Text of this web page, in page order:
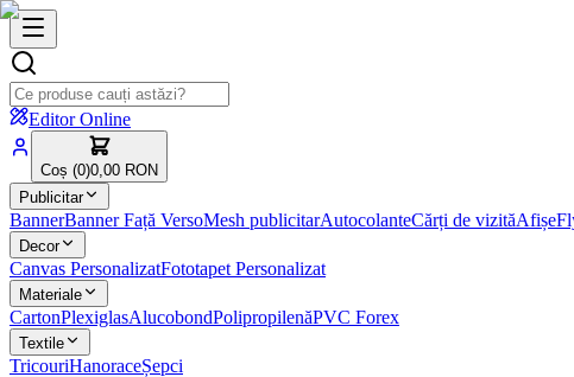
Editor Online
Coș (0)0,00 RON
Publicitar
BannerBanner Față VersoMesh publicitarAutocolanteCărți de vizităAfișe
Decor
Canvas PersonalizatFototapet Personalizat
Materiale
CartonPlexiglasAlucobondPolipropilenăPVC Forex
Textile
TricouriHanoraceȘepci